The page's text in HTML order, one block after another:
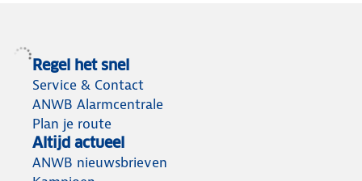
Regel het snel
Service & Contact
ANWB Alarmcentrale
Plan je route
Altijd actueel
ANWB nieuwsbrieven